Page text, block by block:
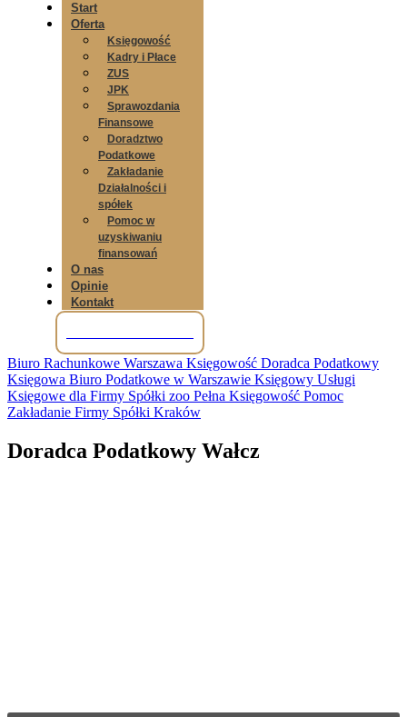
Start
Oferta
Księgowość
Kadry i Płace
ZUS
JPK
Sprawozdania
Finansowe
Doradztwo
Podatkowe
Zakładanie
Działalności i
spółek
Pomoc w
uzyskiwaniu
finansowań
O nas
Opinie
Kontakt
Biuro Rachunkowe Warszawa Księgowość Doradca Podatkowy
Księgowa Biuro Podatkowe w Warszawie Księgowy Usługi
Księgowe dla Firmy Spółki zoo Pełna Księgowość Pomoc
Zakładanie Firmy Spółki Kraków
Doradca Podatkowy Wałcz